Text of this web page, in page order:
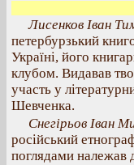
Лисенков Іван
петербурзький
Україні, його
клубом. Видавав
участь у
Шевченка.
Снегірьов Іван
російський
поглядами належав